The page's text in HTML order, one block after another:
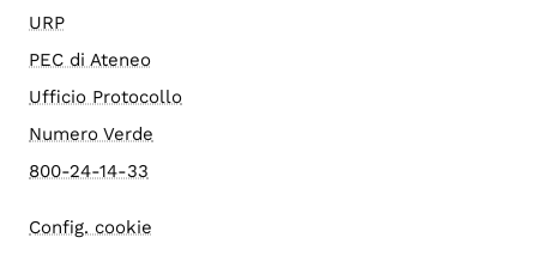
URP
PEC di Ateneo
Ufficio Protocollo
Numero Verde
800-24-14-33
Config. cookie